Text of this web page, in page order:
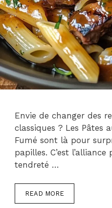
Envie de changer des
classiques ? Les Pâtes
Fumé sont là pour
papilles. C’est
tendreté …
READ MORE